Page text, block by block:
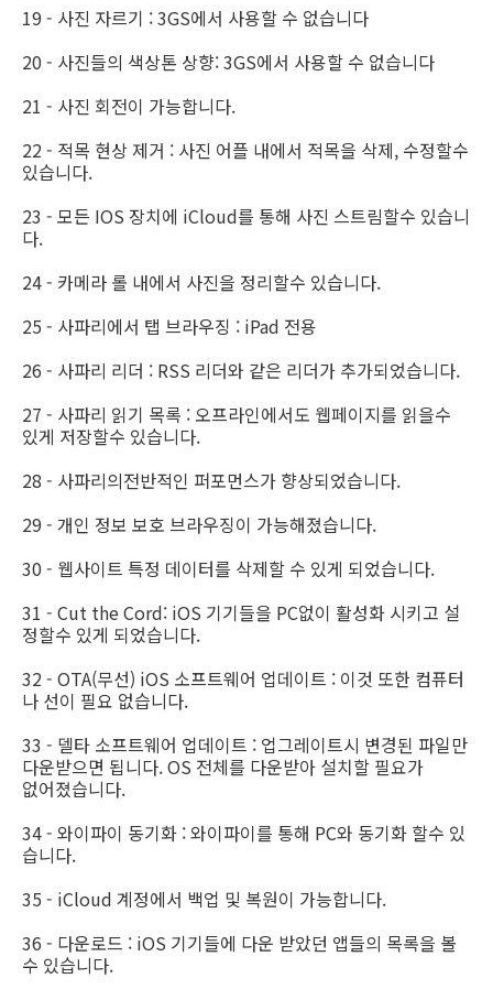
19 - 사진 자르기 : 3GS에서 사용할 수 없습니다
20 - 사진들의 색상톤 상향: 3GS에서 사용할 수 없습니다
21 - 사진 회전이 가능합니다.
22 - 적목 현상 제거 : 사진 어플 내에서 적목을 삭제, 수정할수
있습니다.
23 - 모든 IOS 장치에 iCloud를 통해 사진 스트림할수 있습니
다.
24 - 카메라 롤 내에서 사진을 정리할수 있습니다.
25 - 사파리에서 탭 브라우징 : iPad 전용
26 - 사파리 리더 : RSS 리더와 같은 리더가 추가되었습니다.
27 - 사파리 읽기 목록 : 오프라인에서도 웹페이지를 읽을수
있게 저장할수 있습니다.
28 - 사파리의전반적인 퍼포먼스가 향상되었습니다.
29 - 개인 정보 보호 브라우징이 가능해졌습니다.
30 - 웹사이트 특정 데이터를 삭제할 수 있게 되었습니다.
31 - Cut the Cord: iOS 기기들을 PC없이 활성화 시키고 설
정할수 있게 되었습니다.
32 - OTA(무선) iOS 소프트웨어 업데이트 : 이것 또한 컴퓨터
나 선이 필요 없습니다.
33 - 델타 소프트웨어 업데이트 : 업그레이트시 변경된 파일만
다운받으면 됩니다. OS 전체를 다운받아 설치할 필요가
없어졌습니다.
34 - 와이파이 동기화 : 와이파이를 통해 PC와 동기화 할수 있
습니다.
35 - iCloud 계정에서 백업 및 복원이 가능합니다.
36 - 다운로드 : iOS 기기들에 다운 받았던 앱들의 목록을 볼
수 있습니다.